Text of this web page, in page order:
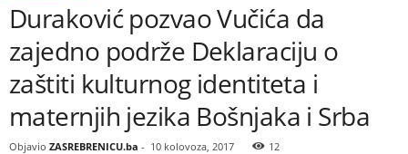
Duraković pozvao Vučića da
zajedno podrže Deklaraciju o
zaštiti kulturnog identiteta i
maternjih jezika Bošnjaka i Srba
Objavio ZASREBRENICU.ba - 10 kolovoza, 2017 12